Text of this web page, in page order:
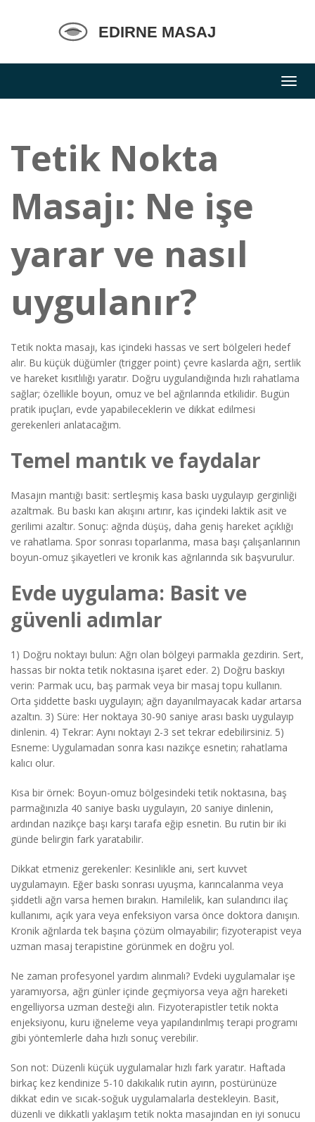
Tetik Nokta
Masajı: Ne işe
yarar ve nasıl
uygulanır?
Tetik nokta masajı, kas içindeki hassas ve sert bölgeleri hedef
alır. Bu küçük düğümler (trigger point) çevre kaslarda ağrı, sertlik
ve hareket kısıtlılığı yaratır. Doğru uygulandığında hızlı rahatlama
sağlar; özellikle boyun, omuz ve bel ağrılarında etkilidir. Bugün
pratik ipuçları, evde yapabileceklerin ve dikkat edilmesi
gerekenleri anlatacağım.
Temel mantık ve faydalar
Masajın mantığı basit: sertleşmiş kasa baskı uygulayıp gerginliği
azaltmak. Bu baskı kan akışını artırır, kas içindeki laktik asit ve
gerilimi azaltır. Sonuç: ağrıda düşüş, daha geniş hareket açıklığı
ve rahatlama. Spor sonrası toparlanma, masa başı çalışanlarının
boyun-omuz şikayetleri ve kronik kas ağrılarında sık başvurulur.
Evde uygulama: Basit ve
güvenli adımlar
1) Doğru noktayı bulun: Ağrı olan bölgeyi parmakla gezdirin. Sert,
hassas bir nokta tetik noktasına işaret eder. 2) Doğru baskıyı
verin: Parmak ucu, baş parmak veya bir masaj topu kullanın.
Orta şiddette baskı uygulayın; ağrı dayanılmayacak kadar artarsa
azaltın. 3) Süre: Her noktaya 30-90 saniye arası baskı uygulayıp
dinlenin. 4) Tekrar: Aynı noktayı 2-3 set tekrar edebilirsiniz. 5)
Esneme: Uygulamadan sonra kası nazikçe esnetin; rahatlama
kalıcı olur.
Kısa bir örnek: Boyun-omuz bölgesindeki tetik noktasına, baş
parmağınızla 40 saniye baskı uygulayın, 20 saniye dinlenin,
ardından nazikçe başı karşı tarafa eğip esnetin. Bu rutin bir iki
günde belirgin fark yaratabilir.
Dikkat etmeniz gerekenler: Kesinlikle ani, sert kuvvet
uygulamayın. Eğer baskı sonrası uyuşma, karıncalanma veya
şiddetli ağrı varsa hemen bırakın. Hamilelik, kan sulandırıcı ilaç
kullanımı, açık yara veya enfeksiyon varsa önce doktora danışın.
Kronik ağrılarda tek başına çözüm olmayabilir; fizyoterapist veya
uzman masaj terapistine görünmek en doğru yol.
Ne zaman profesyonel yardım alınmalı? Evdeki uygulamalar işe
yaramıyorsa, ağrı günler içinde geçmiyorsa veya ağrı hareketi
engelliyorsa uzman desteği alın. Fizyoterapistler tetik nokta
enjeksiyonu, kuru iğneleme veya yapılandırılmış terapi programı
gibi yöntemlerle daha hızlı sonuç verebilir.
Son not: Düzenli küçük uygulamalar hızlı fark yaratır. Haftada
birkaç kez kendinize 5-10 dakikalık rutin ayırın, postürünüze
dikkat edin ve sıcak-soğuk uygulamalarla destekleyin. Basit,
düzenli ve dikkatli yaklaşım tetik nokta masajından en iyi sonucu